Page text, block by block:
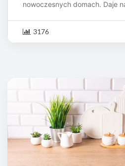
nowoczesnych domach. Daje
3176